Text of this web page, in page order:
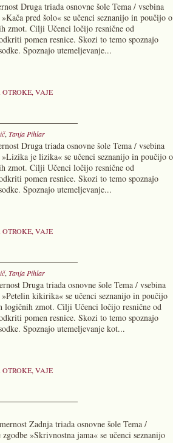
Druga triada osnovne šole Tema / vsebina
pred šolo« se učenci seznanijo in poučijo o
zmot. Cilji Učenci ločijo resnične od
pomen resnice. Skozi to temo spoznajo
Spoznajo utemeljevanje...
, VAJE
, Tanja Pihlar
Druga triada osnovne šole Tema / vsebina
je lizika« se učenci seznanijo in poučijo o
zmot. Cilji Učenci ločijo resnične od
pomen resnice. Skozi to temo spoznajo
Spoznajo utemeljevanje...
, VAJE
, Tanja Pihlar
Druga triada osnovne šole Tema / vsebina
kikirika« se učenci seznanijo in poučijo
logičnih zmot. Cilji Učenci ločijo resnične od
pomen resnice. Skozi to temo spoznajo
Spoznajo utemeljevanje kot...
, VAJE
Zadnja triada osnovne šole Tema /
»Skrivnostna jama« se učenci seznanijo